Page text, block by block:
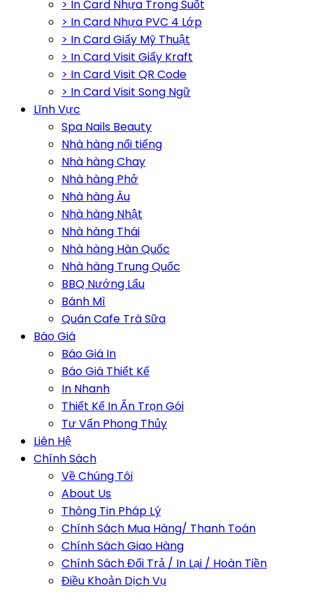
> In Card Nhựa Trong Suốt
> In Card Nhựa PVC 4 Lớp
> In Card Giấy Mỹ Thuật
> In Card Visit Giấy Kraft
> In Card Visit QR Code
> In Card Visit Song Ngữ
Lĩnh Vực
Spa Nails Beauty
Nhà hàng nổi tiếng
Nhà hàng Chay
Nhà hàng Phở
Nhà hàng Âu
Nhà hàng Nhật
Nhà hàng Thái
Nhà hàng Hàn Quốc
Nhà hàng Trung Quốc
BBQ Nướng Lẩu
Bánh Mì
Quán Cafe Trà Sữa
Báo Giá
Báo Giá In
Báo Giá Thiết Kế
In Nhanh
Thiết Kế In Ấn Trọn Gói
Tư Vấn Phong Thủy
Liên Hệ
Chính Sách
Về Chúng Tôi
About Us
Thông Tin Pháp Lý
Chính Sách Mua Hàng/ Thanh Toán
Chính Sách Giao Hàng
Chính Sách Đổi Trả / In Lại / Hoàn Tiền
Điều Khoản Dịch Vụ